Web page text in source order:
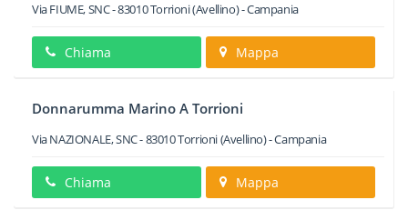
Via FIUME, SNC-83010Torrioni(Avellino) -Campania
Chiama Mappa
Donnarumma Marino A Torrioni
Via NAZIONALE, SNC-83010Torrioni(Avellino) -Campania
Chiama Mappa